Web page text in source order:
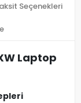
Seçenekleri
Laptop